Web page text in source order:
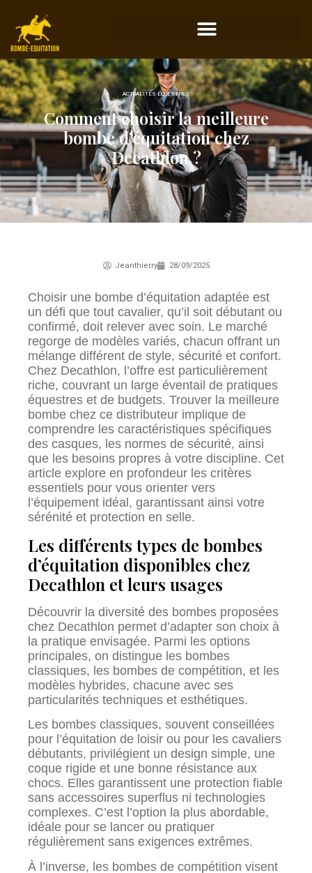
ACTUALITÉS ÉQUESTRES
Comment choisir la meilleure
bombe d’équitation chez
Decathlon ?
Jeanthierry 28/09/2025
Choisir une bombe d’équitation adaptée est
un défi que tout cavalier, qu’il soit débutant ou
confirmé, doit relever avec soin. Le marché
regorge de modèles variés, chacun offrant un
mélange différent de style, sécurité et confort.
Chez Decathlon, l’offre est particulièrement
riche, couvrant un large éventail de pratiques
équestres et de budgets. Trouver la meilleure
bombe chez ce distributeur implique de
comprendre les caractéristiques spécifiques
des casques, les normes de sécurité, ainsi
que les besoins propres à votre discipline. Cet
article explore en profondeur les critères
essentiels pour vous orienter vers
l’équipement idéal, garantissant ainsi votre
sérénité et protection en selle.
Les différents types de bombes
d’équitation disponibles chez
Decathlon et leurs usages
Découvrir la diversité des bombes proposées
chez Decathlon permet d’adapter son choix à
la pratique envisagée. Parmi les options
principales, on distingue les bombes
classiques, les bombes de compétition, et les
modèles hybrides, chacune avec ses
particularités techniques et esthétiques.
Les bombes classiques, souvent conseillées
pour l’équitation de loisir ou pour les cavaliers
débutants, privilégient un design simple, une
coque rigide et une bonne résistance aux
chocs. Elles garantissent une protection fiable
sans accessoires superflus ni technologies
complexes. C’est l’option la plus abordable,
idéale pour se lancer ou pratiquer
régulièrement sans exigences extrêmes.
À l’inverse, les bombes de compétition visent